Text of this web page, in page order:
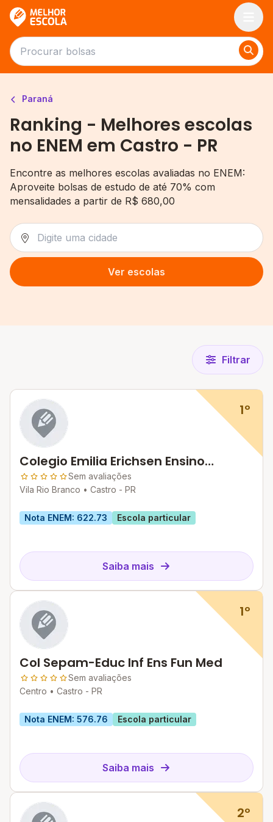
Paraná
Ranking - Melhores escolas
no ENEM em Castro - PR
Encontre as melhores escolas avaliadas no ENEM:
Aproveite bolsas de estudo de até 70% com
mensalidades a partir de R$ 680,00
Ver escolas
Filtrar
1º
Colegio Emilia Erichsen Ensino
Fundamental E Medio
Sem avaliações
Vila Rio Branco • Castro - PR
Nota ENEM: 622.73 Escola particular
Saiba mais
1º
Col Sepam-Educ Inf Ens Fun Med
Sem avaliações
Centro • Castro - PR
Nota ENEM: 576.76 Escola particular
Saiba mais
2º